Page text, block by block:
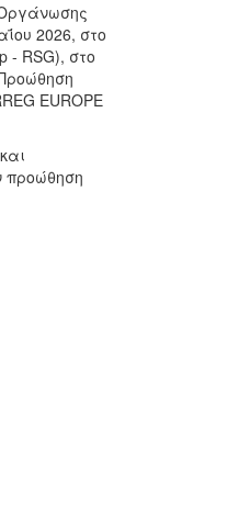
2026, στο
- RSG), στο
EUROPE
προώθηση